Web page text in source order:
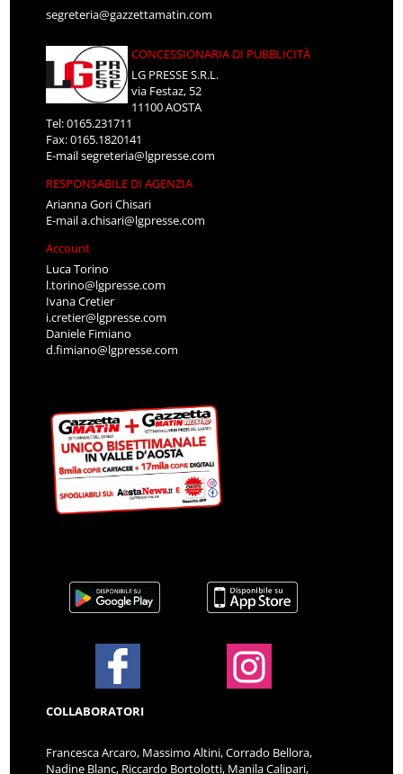
segreteria@gazzettamatin.com
CONCESSIONARIA DI PUBBLICITÀ
LG PRESSE S.R.L.
via Festaz, 52
11100 AOSTA
Tel: 0165.231711
Fax: 0165.1820141
E-mailsegreteria@lgpresse.com
RESPONSABILE DI AGENZIA
Arianna Gori Chisari
E-maila.chisari@lgpresse.com
Account
Luca Torino
l.torino@lgpresse.com
Ivana Cretier
i.cretier@lgpresse.com
Daniele Fimiano
d.fimiano@lgpresse.com
COLLABORATORI
Francesca Arcaro, Massimo Altini, Corrado Bellora,
Nadine Blanc, Riccardo Bortolotti, Manila Calipari,